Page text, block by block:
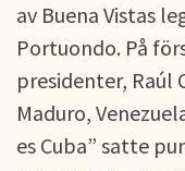
av Buena Vistas
Portuondo. På
presidenter, Raúl
Maduro,
es Cuba” satte